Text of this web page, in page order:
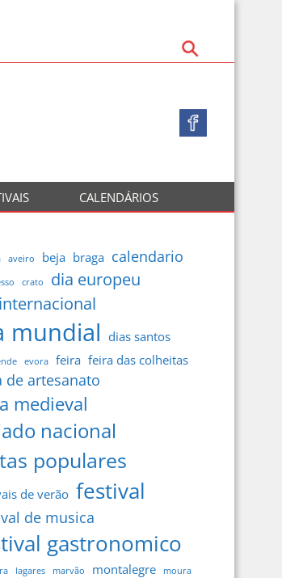
CALENDÁRIOS
aveiro beja braga calendario
crato
dia europeu
mundial dias santos
evora feira feira das colheitas
de artesanato
medieval
nacional
populares
de verão festival
de musica
gastronomico
lagares marvão montalegre
moura